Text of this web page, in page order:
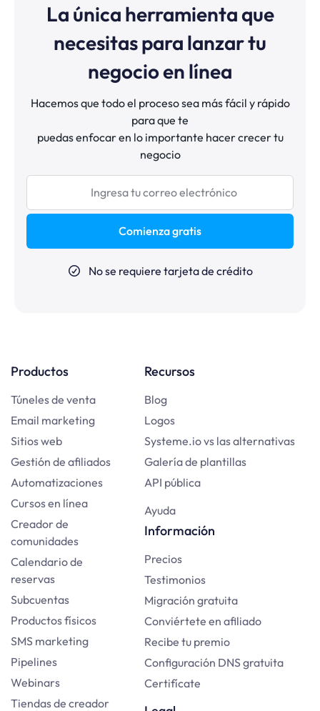
La única herramienta que
necesitas para lanzar tu
negocio en línea
Hacemos que todo el proceso sea más fácil y rápido
para que te
puedas enfocar en lo importante hacer crecer tu
negocio
Comienza gratis
No se requiere tarjeta de crédito
Productos
Túneles de venta
Email marketing
Sitios web
Gestión de afiliados
Automatizaciones
Cursos en línea
Creador de
comunidades
Calendario de
reservas
Subcuentas
Productos físicos
SMS marketing
Pipelines
Webinars
Tiendas de creador
Recursos
Blog
Logos
Systeme.io vs las alternativas
Galería de plantillas
API pública
Ayuda
Información
Precios
Testimonios
Migración gratuita
Conviértete en afiliado
Recibe tu premio
Configuración DNS gratuita
Certifícate